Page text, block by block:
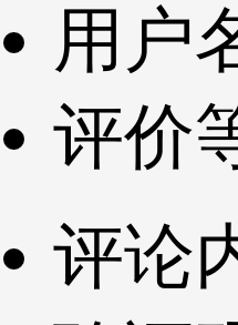
用户
评价
评论